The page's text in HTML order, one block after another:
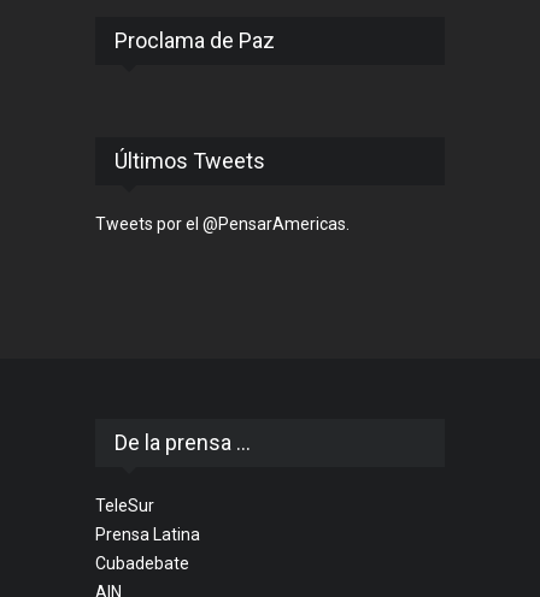
Proclama de Paz
Últimos Tweets
Tweets por el @PensarAmericas.
De la prensa ...
TeleSur
Prensa Latina
Cubadebate
AIN